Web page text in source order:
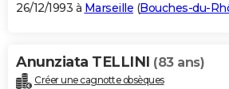
26/12/1993 à Marseille (Bouches-du-
Anunziata TELLINI (83 ans)
Créer une cagnotte obsèques